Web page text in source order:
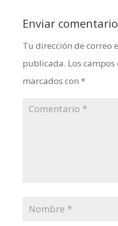
Enviar comentario
Tu dirección de correo
publicada. Los
marcados con *